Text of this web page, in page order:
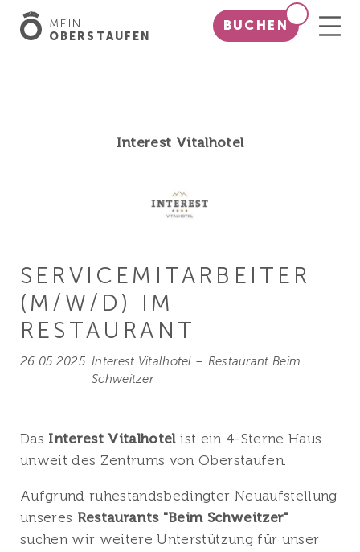
MEIN
OBERSTAUFEN
BUCHEN
Interest Vitalhotel
SERVICE­MITARBEITER
(M/W/D) IM
RESTAURANT
26.05.2025 Interest Vitalhotel – Restaurant Beim
Schweitzer
Das Interest Vitalhotelist ein 4-Sterne Haus
unweit des Zentrums von Oberstaufen.
Aufgrund ruhestandsbedingter Neuaufstellung
unseres Restaurants "Beim Schweitzer"
suchen wir weitere Unterstützung für unser